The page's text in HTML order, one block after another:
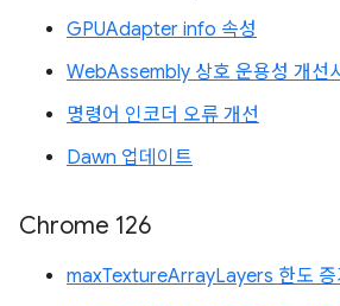
GPUAdapter info 속성
WebAssembly 상호 운용성 개선
명령어 인코더 오류 개선
Dawn 업데이트
Chrome 126
maxTextureArrayLayers 한도 증